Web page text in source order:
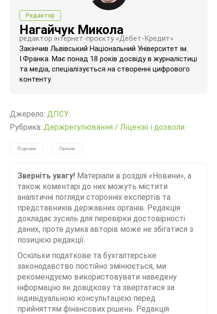
Редактор
Нагайчук Микола
редактор інтернет-проєкту «Дебет-Кредит»
Закінчив Львівський Національний Університет ім.
І.Франка. Має понад 18 років досвіду в журналістиці
та медіа, спеціалізується на створенні цифрового
контенту.
Джерело: ДПСУ
Рубрика: Держрегулювання / Ліцензії і дозволи
Ліцензія Пальне
Зверніть увагу! Матеріали в розділі «Новини», а
також коментарі до них можуть містити
аналітичні погляди сторонніх експертів та
представників державних органів. Редакція
докладає зусиль для перевірки достовірності
даних, проте думка авторів може не збігатися з
позицією редакції.
Оскільки податкове та бухгалтерське
законодавство постійно змінюється, ми
рекомендуємо використовувати наведену
інформацію як довідкову та звертатися за
індивідуальною консультацією перед
прийняттям фінансових рішень. Редакція